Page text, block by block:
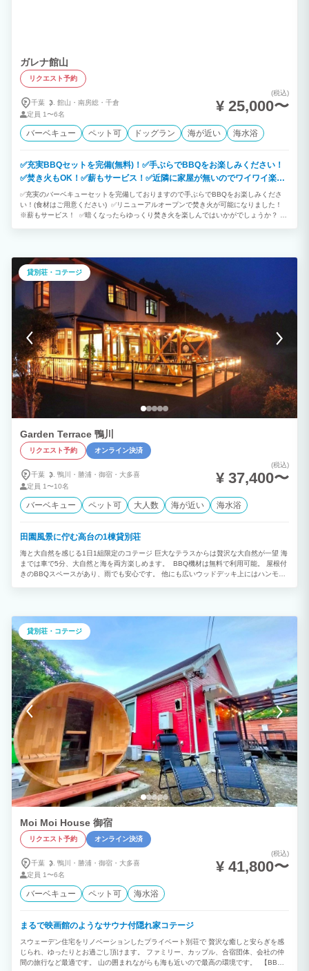
ガレナ館山
リクエスト予約
千葉 館山・ 南房総・ 千倉
定員 1〜6名
(税込)
¥ 25,000〜
バーベキュー ペット可 ドッグラン 海が近い 海水浴
✅充実BBQセットを完備(無料)！✅手ぶらでBBQをお楽しみください！
✅焚き火もOK！✅薪もサービス！✅近隣に家屋が無いのでワイワイ楽し
めます！大騒ぎOK！✅夜間のBBQエリア使用可能！
✅充実のバーベキューセットを完備しておりますので手ぶらでBBQをお楽しみくださ
い！(食材はご用意ください) ✅リニューアルオープンで焚き火が可能になりました！
※薪もサービス！ ✅暗くなったらゆっくり焚き火を楽しんではいかがでしょうか？ ※
歩3分！運が良いと鳥居から富士山が？！ ✅徒歩5分の所にある洲崎西港は、堤防釣り
が可能な堤防です！ ✅バーベキューを楽しみながら、雲の無い日は満天の星空の下、
大自然の中でリフレッシュできます。周辺には散歩に最適なスポットがたくさんあり、
美しい景色を満喫できます。 ✅フラワーロード沿いで車でのアクセスがよく、それで
いて周辺に家屋の無い自然の中で楽しめる貸別荘です。 ✅駐車スペース2台分OKで
す。 ✅駐車スペース・室内どちらからでもBBQエリアへ出入りできます。 ✅海まで1
貸別荘・コテージ
Garden Terrace 鴨川
リクエスト予約 オンライン決済
千葉 鴨川・ 勝浦・ 御宿・ 大多喜
定員 1〜10名
(税込)
¥ 37,400〜
バーベキュー ペット可 大人数 海が近い 海水浴
田園風景に佇む高台の1棟貸別荘
海と大自然を感じる1日1組限定のコテージ 巨大なテラスからは贅沢な大自然が一望 海
までは車で5分、大自然と海を両方楽しめます。 BBQ機材は無料で利用可能。 屋根付
きのBBQスペースがあり、雨でも安心です。 他にも広いウッドデッキ上にはハンモッ
貸別荘・コテージ
Moi Moi House 御宿
リクエスト予約 オンライン決済
千葉 鴨川・ 勝浦・ 御宿・ 大多喜
定員 1〜6名
(税込)
¥ 41,800〜
バーベキュー ペット可 海水浴
まるで映画館のようなサウナ付隠れ家コテージ
スウェーデン住宅をリノベーションしたプライベート別荘で 贅沢な癒しと安らぎを感
じられ、ゆったりとお過ごし頂けます。 ファミリー、カップル、合宿団体、会社の仲
間の旅行など最適です。 山の囲まれながらも海も近いので最高の環境です。 【BBQ